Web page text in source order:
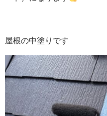
屋根の中塗りです